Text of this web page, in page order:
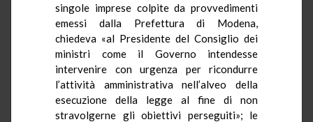
singole imprese colpite da provvedimenti
emessi dalla Prefettura di Modena,
chiedeva «al Presidente del Consiglio dei
ministri come il Governo intendesse
intervenire con urgenza per ricondurre
l’attività amministrativa nell’alveo della
esecuzione della legge al fine di non
stravolgerne gli obiettivi perseguiti»; le